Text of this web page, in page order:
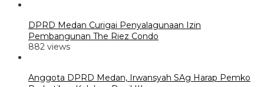
DPRD Medan Curigai Penyalagunaan Izin
Pembangunan The Riez Condo
882 views
Anggota DPRD Medan, Irwansyah SAg Harap Pemko